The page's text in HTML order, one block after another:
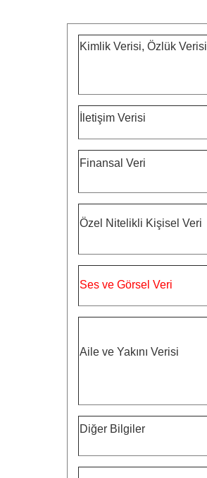
Kimlik Verisi, Özlük Verisi
İletişim Verisi
Finansal Veri
Özel Nitelikli Kişisel Veri
Ses ve Görsel Veri
Aile ve Yakını Verisi
Diğer Bilgiler